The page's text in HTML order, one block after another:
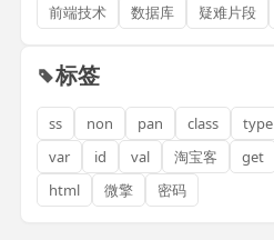
前端技术
数据库 疑难片段
标签
ss non pan class type
var
id val 淘宝客 get
html
微擎 密码